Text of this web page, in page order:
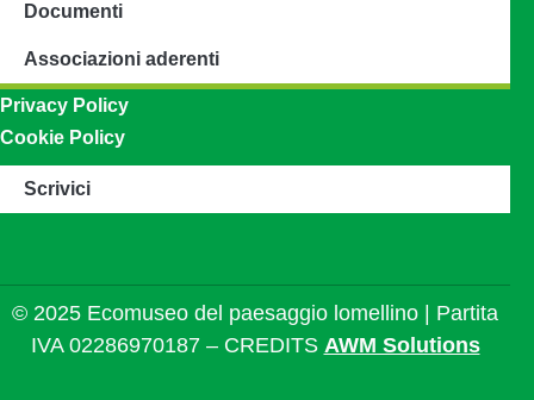
Documenti
Associazioni aderenti
Privacy Policy
Cookie Policy
Scrivici
© 2025 Ecomuseo del paesaggio lomellino | Partita
IVA 02286970187 – CREDITS AWM Solutions